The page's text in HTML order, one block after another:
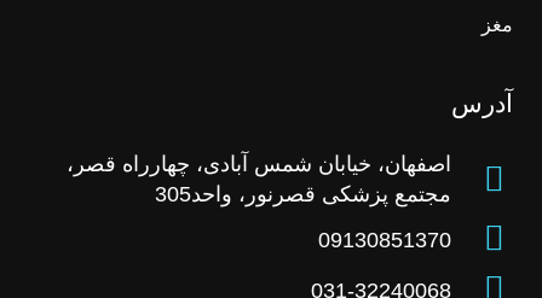
مغز
آدرس
اصفهان، خیابان شمس آبادی، چهارراه قصر،
مجتمع پزشکی قصرنور، واحد305
09130851370
031-32240068